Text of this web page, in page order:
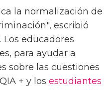
la normalización de
escribió
. Los educadores
para ayudar a
sobre las cuestiones
+ y los estudiantes